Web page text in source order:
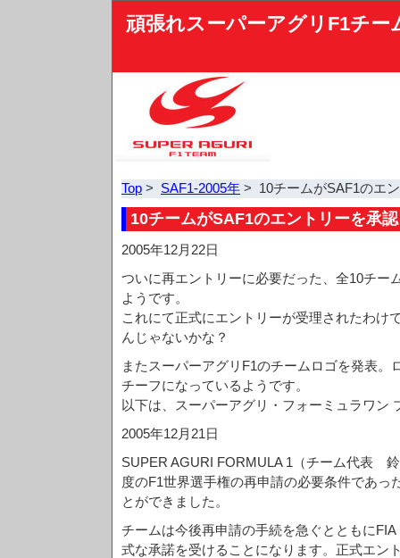
頑張れスーパーアグリF1チー
Top > SAF1-2005年 > 10チームがSAF1のエ
10チームがSAF1のエントリーを承認
2005年12月22日
ついに再エントリーに必要だった、全10チー
ようです。
これにて正式にエントリーが受理されたわけ
んじゃないかな？
またスーパーアグリF1のチームロゴを発表。
チーフになっているようです。
以下は、スーパーアグリ・フォーミュラワン
2005年12月21日
SUPER AGURI FORMULA 1（チーム代表
度のF1世界選手権の再申請の必要条件であっ
とができました。
チームは今後再申請の手続を急ぐとともに
式な承諾を受けることになります。正式エン